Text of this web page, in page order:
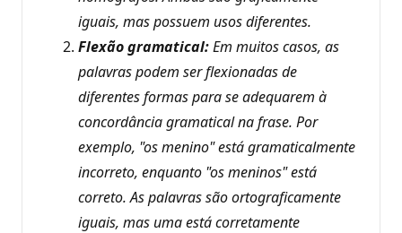
iguais, mas possuem usos diferentes.
Flexão gramatical:Em muitos casos, as
palavras podem ser flexionadas de
diferentes formas para se adequarem à
concordância gramatical na frase. Por
exemplo, "os menino" está gramaticalmente
incorreto, enquanto "os meninos" está
correto. As palavras são ortograficamente
iguais, mas uma está corretamente